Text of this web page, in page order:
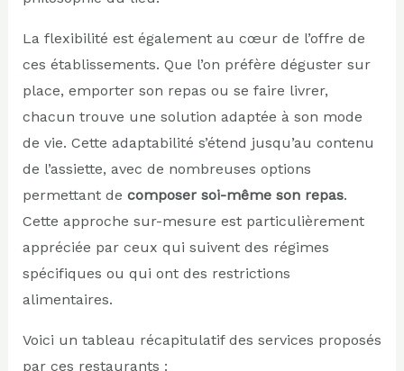
La flexibilité est également au cœur de l’offre de
ces établissements. Que l’on préfère déguster sur
place, emporter son repas ou se faire livrer,
chacun trouve une solution adaptée à son mode
de vie. Cette adaptabilité s’étend jusqu’au contenu
de l’assiette, avec de nombreuses options
permettant de composer soi-même son repas.
Cette approche sur-mesure est particulièrement
appréciée par ceux qui suivent des régimes
spécifiques ou qui ont des restrictions
alimentaires.
Voici un tableau récapitulatif des services proposés
par ces restaurants :